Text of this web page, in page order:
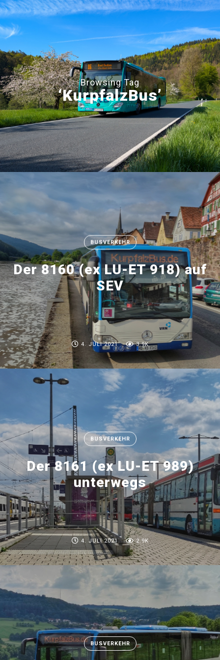
Browsing Tag
‘KurpfalzBus’
BUSVERKEHR
Der 8160 (ex LU-ET 918) auf
SEV
4. JULI 2021 3.9K
BUSVERKEHR
Der 8161 (ex LU-ET 989)
unterwegs
4. JULI 2021 2.9K
BUSVERKEHR